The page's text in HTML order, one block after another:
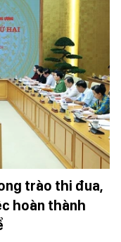
trào thi đua,
hoàn thành